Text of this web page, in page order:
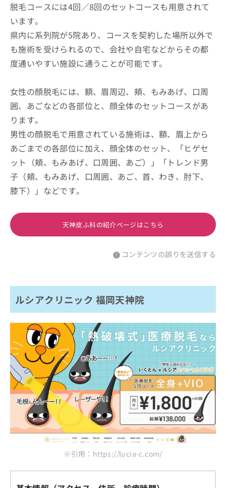
脱毛コースには4回／8回のセットコースも用意されて
います。
県内に系列院が5院あり、コースを契約した場所以外で
も施術を受けられるので、会社や自宅などからその都
度通いやすい施設に通うことが可能です。
女性の顔脱毛には、額、眉周辺、頬、もみあげ、口周
囲、あごなどの各部位と、顔全体のセットコースがあ
ります。
男性の顔脱毛で用意されている施術は、額、眉上から
あごまでの各部位に加え、顔全体のセット、「ヒゲセ
ット（頬、もみあげ、口周囲、あご）」「トレンド男
子（頬、もみあげ、口周囲、あご、首、わき、肘下、
膝下）」などです。
天神皮ふ科の紹介ページはこちら
コンテンツの誤りを送信する
ルシアクリニック 福岡天神院
※引用：https://lucia-c.com/